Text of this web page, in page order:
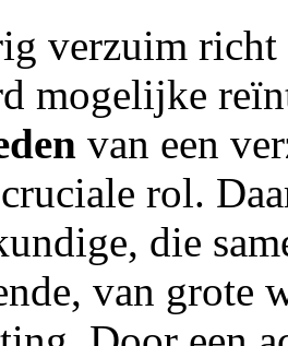
verzuim richt
mogelijke
van een
rol.
die
van grote